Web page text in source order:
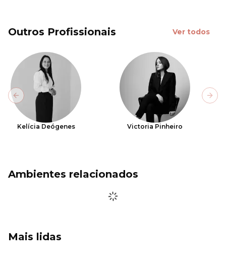
Outros Profissionais Ver todos
Kelícia Deógenes Victoria Pinheiro
Previous slide
Ambientes relacionados
Mais lidas